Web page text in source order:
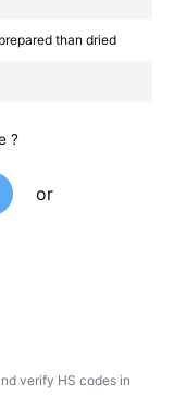
than dried
?
or
verify HS codes in